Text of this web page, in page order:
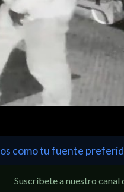
como tu fuente
Suscríbete a nuestro canal